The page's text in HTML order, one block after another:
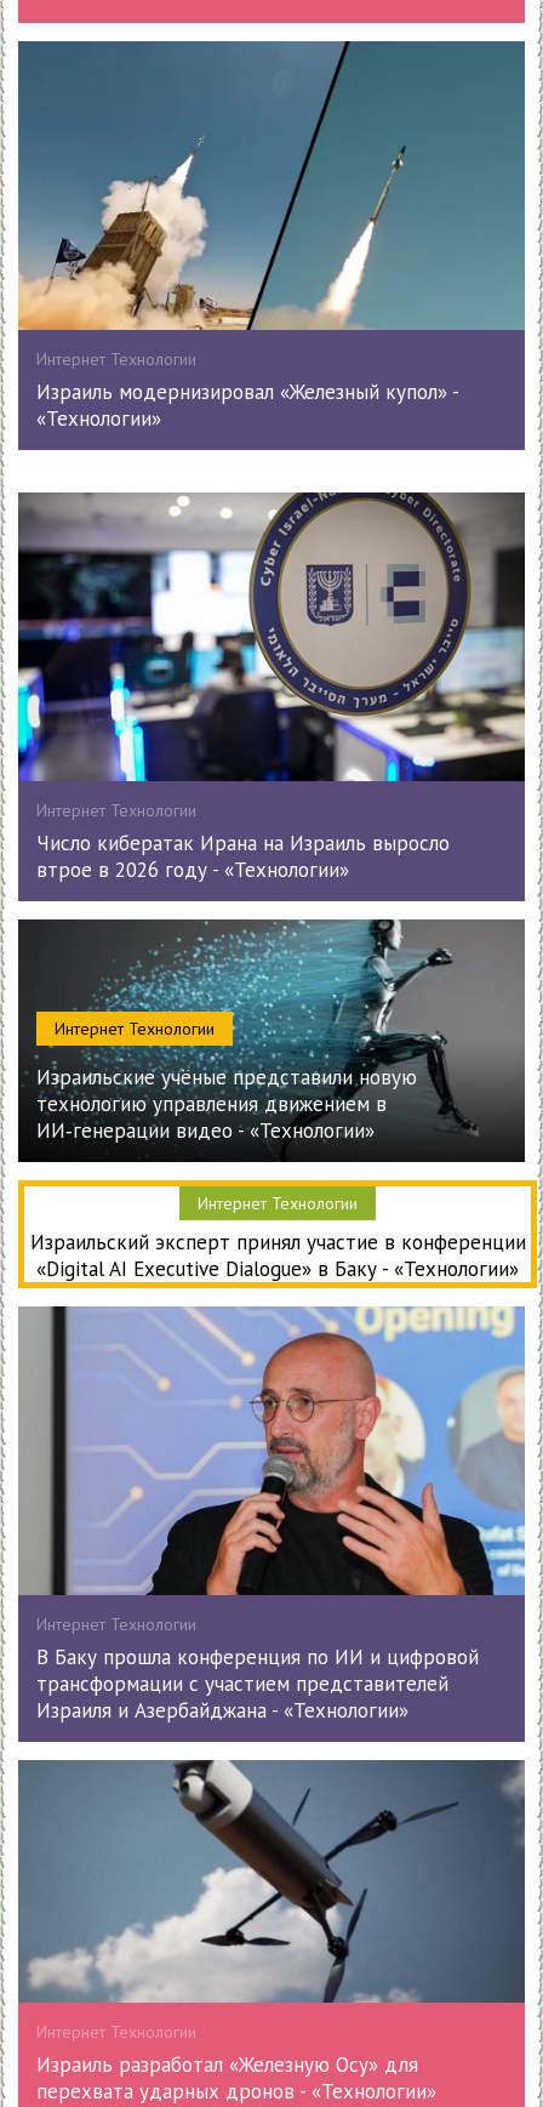
Интернет Технологии
Израиль модернизировал «Железный купол» -
«Технологии»
Интернет Технологии
Число кибератак Ирана на Израиль выросло
втрое в 2026 году - «Технологии»
Интернет Технологии
Израильские учёные представили новую
технологию управления движением в
ИИ‑генерации видео - «Технологии»
Интернет Технологии
Израильский эксперт принял участие в конференции
«Digital AI Executive Dialogue» в Баку - «Технологии»
Интернет Технологии
В Баку прошла конференция по ИИ и цифровой
трансформации с участием представителей
Израиля и Азербайджана - «Технологии»
Интернет Технологии
Израиль разработал «Железную Осу» для
перехвата ударных дронов - «Технологии»